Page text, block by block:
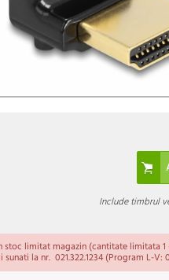
Include timbrul
stoc limitat magazin (cantitate limitata 1
la nr. 021.322.1234 (Program L-V: